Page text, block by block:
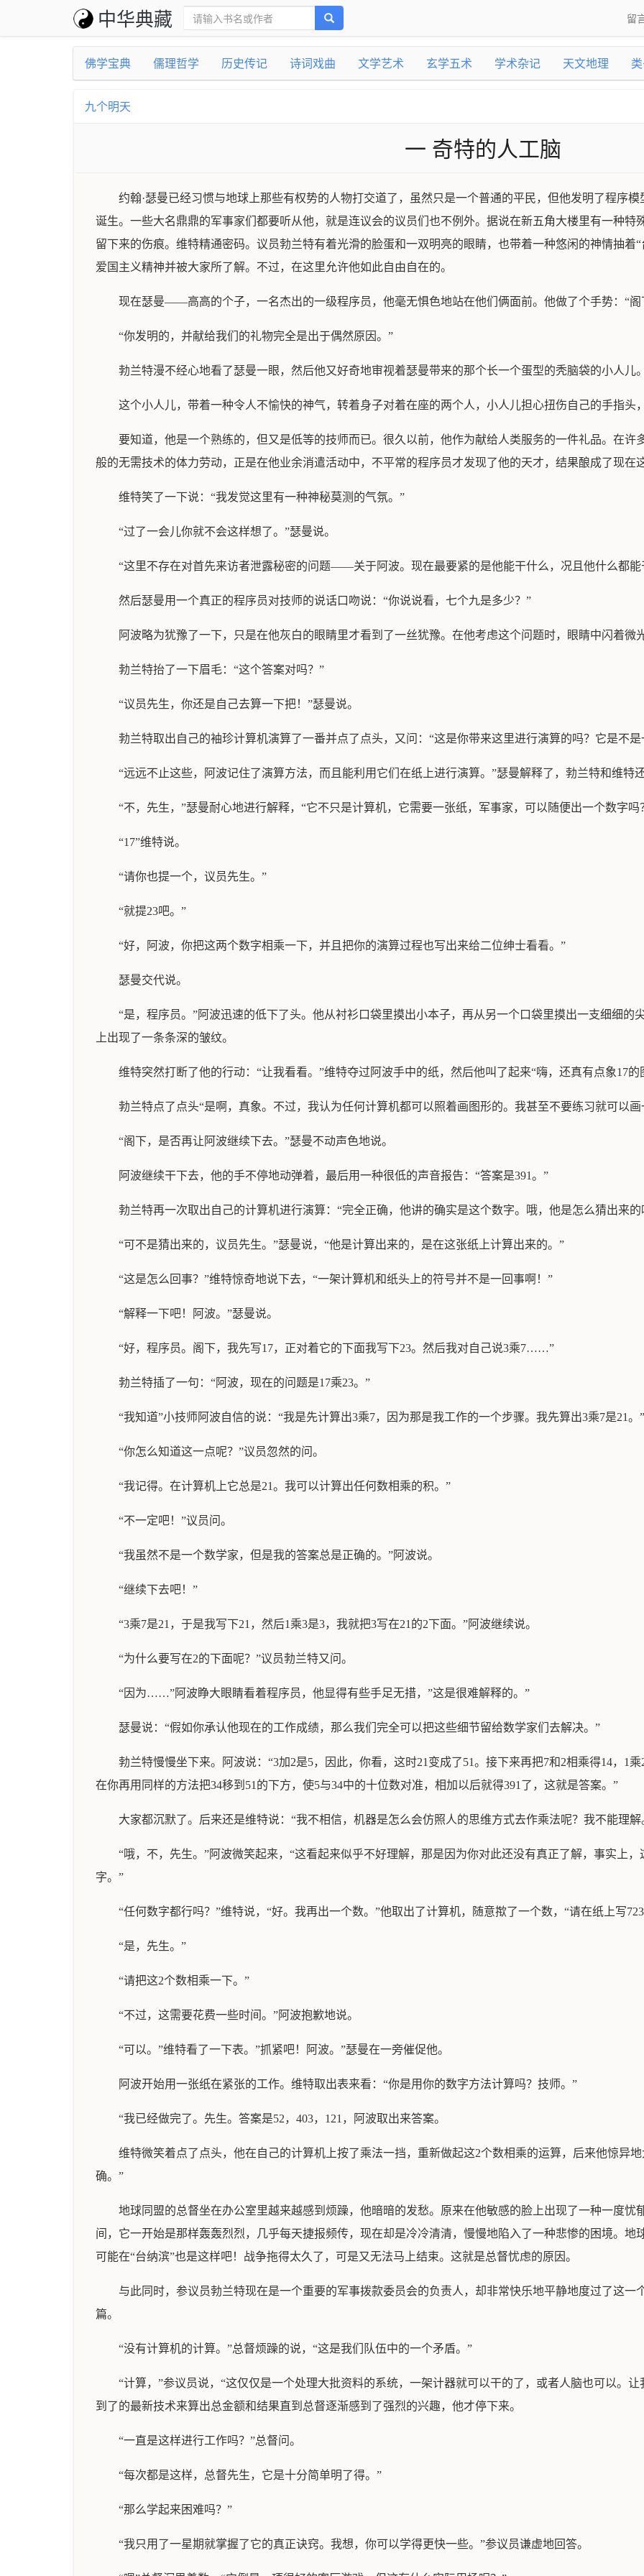
中华典藏 留
佛学宝典 儒理哲学 历史传记 诗词戏曲 文学艺术 玄学五术 学术杂记 天文地理
九个明天
一 奇特的人工脑
约翰·瑟曼已经习惯与地球上那些有权势的人物打交道了，虽然只是一个普通的平民，但他发明了程序
诞生。一些大名鼎鼎的军事家们都要听从他，就是连议会的议员们也不例外。据说在新五角大楼里有一种特
留下来的伤痕。维特精通密码。议员勃兰特有着光滑的脸蛋和一双明亮的眼睛，也带着一种悠闲的神情抽着
爱国主义精神并被大家所了解。不过，在这里允许他如此自由自在的。
现在瑟曼——高高的个子，一名杰出的一级程序员，他毫无惧色地站在他们俩面前。他做了个手势：“
“你发明的，并献给我们的礼物完全是出于偶然原因。”
勃兰特漫不经心地看了瑟曼一眼，然后他又好奇地审视着瑟曼带来的那个长一个蛋型的秃脑袋的小人儿
这个小人儿，带着一种令人不愉快的神气，转着身子对着在座的两个人，小人儿担心扭伤自己的手指头
要知道，他是一个熟练的，但又是低等的技师而已。很久以前，他作为献给人类服务的一件礼品。在许
般的无需技术的体力劳动，正是在他业余消遣活动中，不平常的程序员才发现了他的天才，结果酿成了现在
维特笑了一下说：“我发觉这里有一种神秘莫测的气氛。”
“过了一会儿你就不会这样想了。”瑟曼说。
“这里不存在对首先来访者泄露秘密的问题——关于阿波。现在最要紧的是他能干什么，况且他什么都
然后瑟曼用一个真正的程序员对技师的说话口吻说：“你说说看，七个九是多少？”
阿波略为犹豫了一下，只是在他灰白的眼睛里才看到了一丝犹豫。在他考虑这个问题时，眼睛中闪着微
勃兰特抬了一下眉毛：“这个答案对吗？”
“议员先生，你还是自己去算一下把！”瑟曼说。
勃兰特取出自己的袖珍计算机演算了一番并点了点头，又问：“这是你带来这里进行演算的吗？它是不是
“远远不止这些，阿波记住了演算方法，而且能利用它们在纸上进行演算。”瑟曼解释了，勃兰特和维特
“不，先生，”瑟曼耐心地进行解释，“它不只是计算机，它需要一张纸，军事家，可以随便出一个数字吗
“17”维特说。
“请你也提一个，议员先生。”
“就提23吧。”
“好，阿波，你把这两个数字相乘一下，并且把你的演算过程也写出来给二位绅士看看。”
瑟曼交代说。
“是，程序员。”阿波迅速的低下了头。他从衬衫口袋里摸出小本子，再从另一个口袋里摸出一支细细的
上出现了一条条深的皱纹。
维特突然打断了他的行动：“让我看看。”维特夺过阿波手中的纸，然后他叫了起来“嗨，还真有点象17的
勃兰特点了点头“是啊，真象。不过，我认为任何计算机都可以照着画图形的。我甚至不要练习就可以画
“阁下，是否再让阿波继续下去。”瑟曼不动声色地说。
阿波继续干下去，他的手不停地动弹着，最后用一种很低的声音报告：“答案是391。”
勃兰特再一次取出自己的计算机进行演算：“完全正确，他讲的确实是这个数字。哦，他是怎么猜出来的
“可不是猜出来的，议员先生。”瑟曼说，“他是计算出来的，是在这张纸上计算出来的。”
“这是怎么回事？”维特惊奇地说下去，“一架计算机和纸头上的符号并不是一回事啊！”
“解释一下吧！阿波。”瑟曼说。
“好，程序员。阁下，我先写17，正对着它的下面我写下23。然后我对自己说3乘7……”
勃兰特插了一句：“阿波，现在的问题是17乘23。”
“我知道”小技师阿波自信的说：“我是先计算出3乘7，因为那是我工作的一个步骤。我先算出3乘7是21。”
“你怎么知道这一点呢？”议员忽然的问。
“我记得。在计算机上它总是21。我可以计算出任何数相乘的积。”
“不一定吧！”议员问。
“我虽然不是一个数学家，但是我的答案总是正确的。”阿波说。
“继续下去吧！”
“3乘7是21，于是我写下21，然后1乘3是3，我就把3写在21的2下面。”阿波继续说。
“为什么要写在2的下面呢？”议员勃兰特又问。
“因为……”阿波睁大眼睛看着程序员，他显得有些手足无措，”这是很难解释的。”
瑟曼说：“假如你承认他现在的工作成绩，那么我们完全可以把这些细节留给数学家们去解决。”
勃兰特慢慢坐下来。阿波说：“3加2是5，因此，你看，这时21变成了51。接下来再把7和2相乘得14，1
在你再用同样的方法把34移到51的下方，使5与34中的十位数对准，相加以后就得391了，这就是答案。”
大家都沉默了。后来还是维特说：“我不相信，机器是怎么会仿照人的思维方式去作乘法呢？我不能理解
“哦，不，先生。”阿波微笑起来，“这看起来似乎不好理解，那是因为你对此还没有真正了解，事实上
字。”
“任何数字都行吗？”维特说，“好。我再出一个数。”他取出了计算机，随意揿了一个数，“请在纸上写
“是，先生。”
“请把这2个数相乘一下。”
“不过，这需要花费一些时间。”阿波抱歉地说。
“可以。”维特看了一下表。”抓紧吧！阿波。”瑟曼在一旁催促他。
阿波开始用一张纸在紧张的工作。维特取出表来看：“你是用你的数字方法计算吗？技师。”
“我已经做完了。先生。答案是52，403，121，阿波取出来答案。
维特微笑着点了点头，他在自己的计算机上按了乘法一挡，重新做起这2个数相乘的运算，后来他惊异
确。”
地球同盟的总督坐在办公室里越来越感到烦躁，他暗暗的发愁。原来在他敏感的脸上出现了一种一度忧
间，它一开始是那样轰轰烈烈，几乎每天捷报频传，现在却是冷冷清清，慢慢地陷入了一种悲惨的困境。地
可能在“台纳滨”也是这样吧！战争拖得太久了，可是又无法马上结束。这就是总督忧虑的原因。
与此同时，参议员勃兰特现在是一个重要的军事拨款委员会的负责人，却非常快乐地平静地度过了这一
篇。
“没有计算机的计算。”总督烦躁的说，“这是我们队伍中的一个矛盾。”
“计算，”参议员说，“这仅仅是一个处理大批资料的系统，一架计器就可以干的了，或者人脑也可以。
到了的最新技术来算出总金额和结果直到总督逐渐感到了强烈的兴趣，他才停下来。
“一直是这样进行工作吗？”总督问。
“每次都是这样，总督先生，它是十分简单明了得。”
“那么学起来困难吗？”
“我只用了一星期就掌握了它的真正诀窍。我想，你可以学得更快一些。”参议员谦虚地回答。